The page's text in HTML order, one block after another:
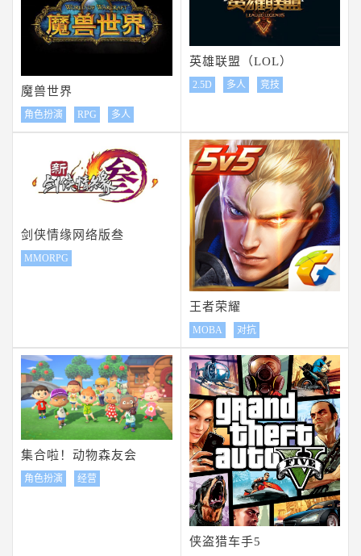
魔兽世界
角色扮演 RPG 多人
英雄联盟（LOL）
2.5D 多人 竞技
剑侠情缘网络版叁
MMORPG
王者荣耀
MOBA 对抗
集合啦！动物森友会
角色扮演 经营
侠盗猎车手5